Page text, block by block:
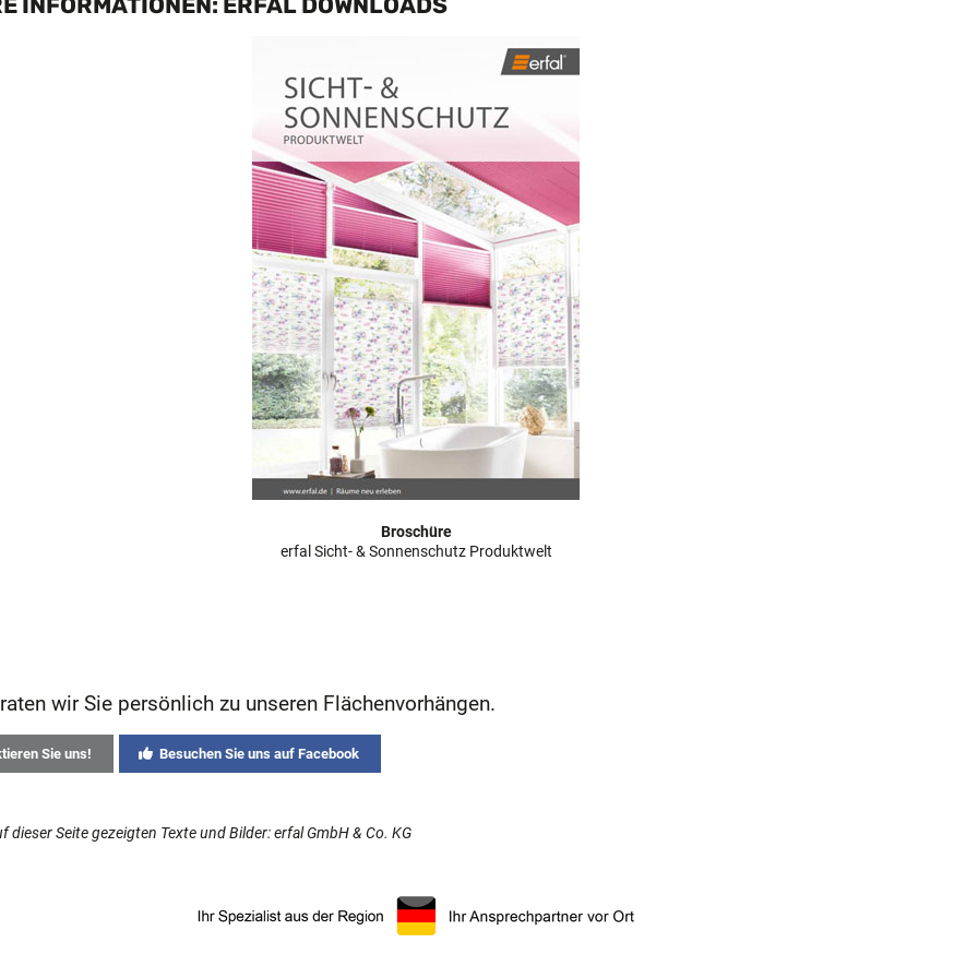
Broschüre
erfal Sicht- & Sonnenschutz Produktwelt
wir Sie persönlich zu unseren Flächenvorhängen.
Sie uns! Besuchen Sie uns auf Facebook
dieser Seite gezeigten Texte und Bilder: erfal GmbH & Co. KG